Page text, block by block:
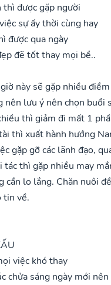
thì được gặp người
sự ấy thời cùng hay
được qua ngày
đẽ tốt thay mọi bề..
này sẽ gặp nhiều
nên lưu ý nên chọn buổi
thì giảm đi mất 1
thì xuất hành hướng
gặp gỡ các lãnh đạo,
tác thì gặp nhiều may
cần lo lắng. Chăn nuôi
tin về.
việc khó thay
chửa sáng ngày mới nên